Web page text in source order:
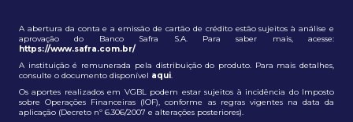
A abertura da conta e a emissão de cartão de crédito estão sujeitos à análise e
aprovação do Banco Safra S.A. Para saber mais, acesse:
https://www.safra.com.br/
A instituição é remunerada pela distribuição do produto. Para mais detalhes,
consulte o documento disponível aqui.
Os aportes realizados em VGBL podem estar sujeitos à incidência do Imposto
sobre Operações Financeiras (IOF), conforme as regras vigentes na data da
aplicação (Decreto nº 6.306/2007 e alterações posteriores).